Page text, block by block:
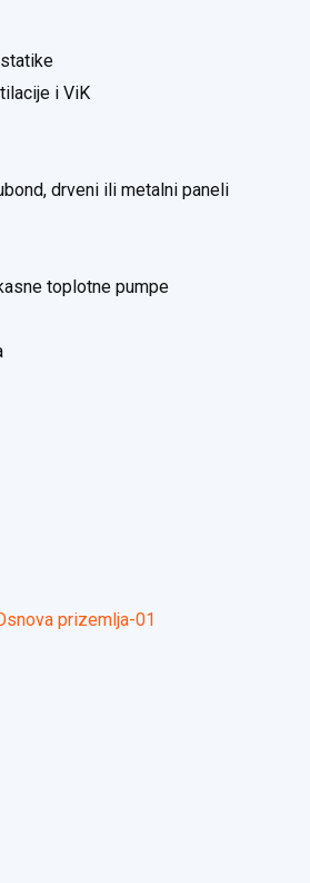
i ViK
drveni ili metalni paneli
toplotne pumpe